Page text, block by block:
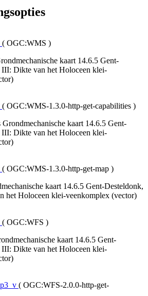
( OGC:WMS )
kaart 14.6.5 Gent-
III: Dikte van het Holoceen klei-
( OGC:WMS-1.3.0-http-get-capabilities )
kaart 14.6.5 Gent-
III: Dikte van het Holoceen klei-
( OGC:WMS-1.3.0-http-get-map )
kaart 14.6.5 Gent-Desteldonk,
het Holoceen klei-veenkomplex (vector)
( OGC:WFS )
kaart 14.6.5 Gent-
III: Dikte van het Holoceen klei-
( OGC:WFS-2.0.0-http-get-